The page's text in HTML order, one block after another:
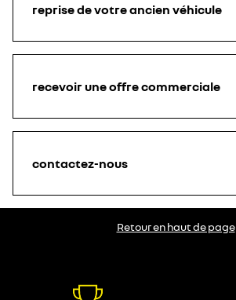
reprise de votre ancien véhicule
recevoir une offre commerciale
contactez-nous
Retour en haut de page